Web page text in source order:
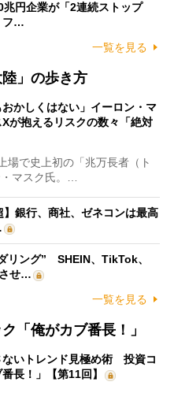
兆円企業が「2連続ストップ
フ…
一覧を見る
」の歩き方
おかしくはない」イーロン・マ
が抱えるリスクの数々「絶対
で史上初の「兆万長者（ト
マスク氏。…
】銀行、商社、ゼネコンは最高
リング” SHEIN、TikTok、
せ…
一覧を見る
「俺がカブ番長！」
ないトレンド見極め術 投資コ
長！」【第11回】